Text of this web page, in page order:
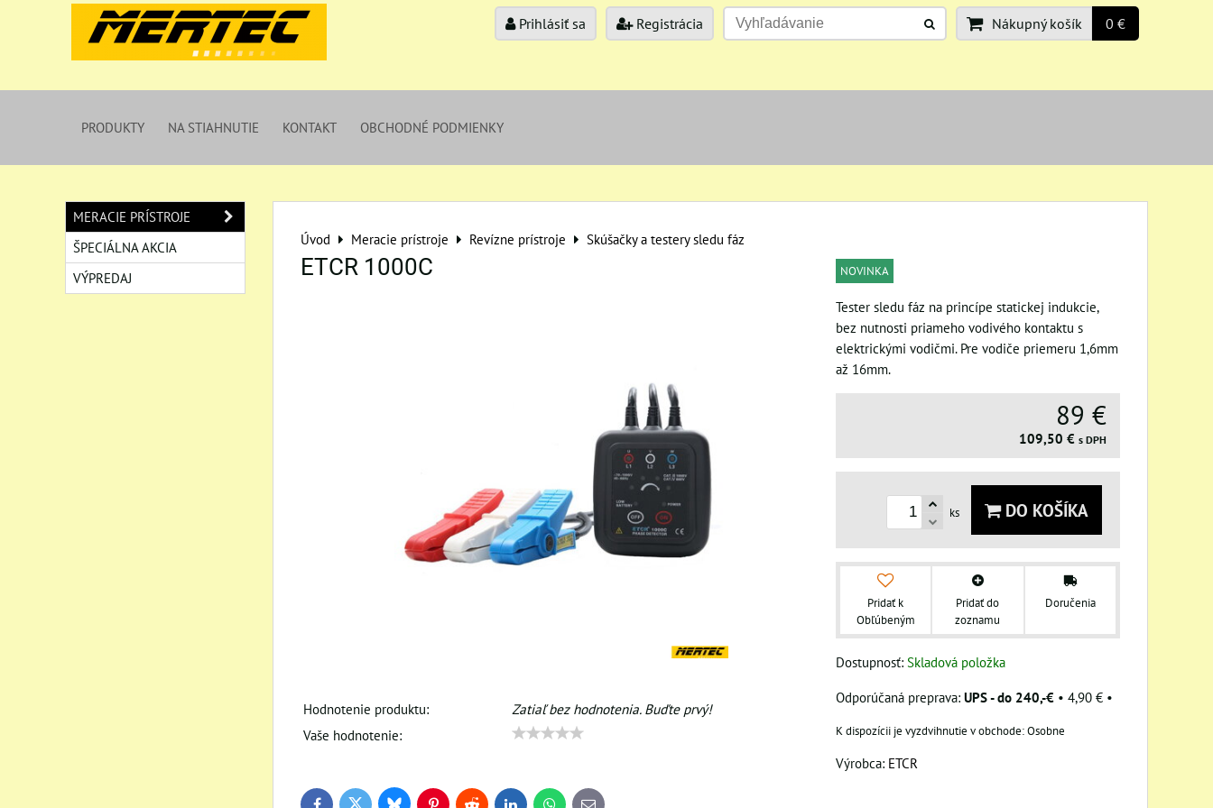
Prihlásiť sa Registrácia Nákupný košík 0 €
PRODUKTY NA STIAHNUTIE KONTAKT OBCHODNÉ PODMIENKY
Úvod Meracie prístroje Revízne prístroje Skúšačky a testery sledu fáz
ETCR 1000C
Hodnotenie produktu:
Zatiaľ bez hodnotenia. Buďte prvý!
Vaše hodnotenie:
NOVINKA
Tester sledu fáz na princípe statickej indukcie,
bez nutnosti priameho vodivého kontaktu s
elektrickými vodičmi. Pre vodiče priemeru 1,6mm
až 16mm.
89 €
109,50 € s DPH
ks DO KOŠÍKA
Pridať k
Obľúbeným
Pridať do
zoznamu
Doručenia
Dostupnosť: Skladová položka
UPS - do 240,-€ • 4,90 € •
Osobne
Výrobca: ETCR
MERACIE PRÍSTROJE
ŠPECIÁLNA AKCIA
VÝPREDAJ